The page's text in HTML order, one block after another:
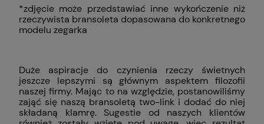
*zdjęcie może przedstawiać inne wykończenie niż
rzeczywista bransoleta dopasowana do konkretnego
modelu zegarka
Duże aspiracje do czynienia rzeczy świetnych
jeszcze lepszymi są głównym aspektem filozofii
naszej firmy. Mając to na względzie, postanowiliśmy
zająć się naszą bransoletą two-link i dodać do niej
składaną klamrę. Sugestie od naszych klientów